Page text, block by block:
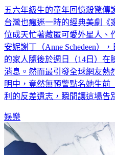
五六年級生的童年回憶殺驚傳
台灣也瘋迷一時的經典美劇《
位成天忙著藏匿可愛外星人、
安妮謝丁（Anne Schedeen）
的家人隨後於週日（14日）在
消息。然而最引發全球網友熱
明中，竟然無預警點名她生前
利的反差遺志，瞬間讓這場告
娛樂